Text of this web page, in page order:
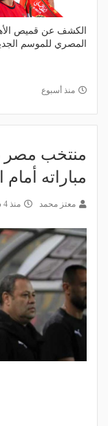
الكشف عن قميص
المصري للموسم
منذ أسبوع
منتخب مصر
مباراته
معتز محمد منذ 4 سنوات